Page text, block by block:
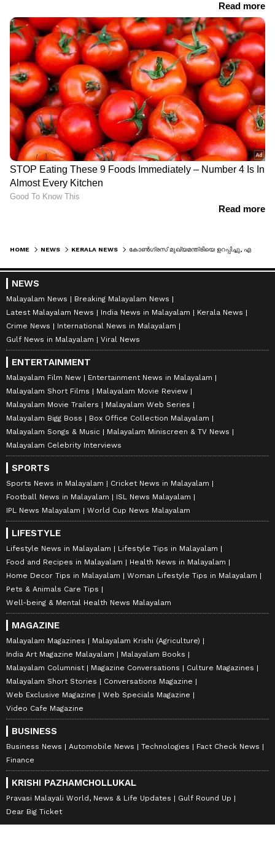
HOME NEWS KERALA NEWS
NEWS
Malayalam News
Breaking Malayalam News
Latest Malayalam News
India News in Malayalam
Kerala News
Crime News
International News in Malayalam
Gulf News in Malayalam
Viral News
ENTERTAINMENT
Malayalam Film New
Entertainment News in Malayalam
Malayalam Short Films
Malayalam Movie Review
Malayalam Movie Trailers
Malayalam Web Series
Malayalam Bigg Boss
Box Office Collection Malayalam
Malayalam Songs & Music
Malayalam Miniscreen & TV News
Malayalam Celebrity Interviews
SPORTS
Sports News in Malayalam
Cricket News in Malayalam
Football News in Malayalam
ISL News Malayalam
IPL News Malayalam
World Cup News Malayalam
LIFESTYLE
Lifestyle News in Malayalam
Lifestyle Tips in Malayalam
Food and Recipes in Malayalam
Health News in Malayalam
Home Decor Tips in Malayalam
Woman Lifestyle Tips in Malayalam
Pets & Animals Care Tips
Well-being & Mental Health News Malayalam
MAGAZINE
Malayalam Magazines
Malayalam Krishi (Agriculture)
India Art Magazine Malayalam
Malayalam Books
Malayalam Columnist
Magazine Conversations
Culture Magazines
Malayalam Short Stories
Conversations Magazine
Web Exclusive Magazine
Web Specials Magazine
Video Cafe Magazine
BUSINESS
Business News Automobile News Technologies
Fact Check News
Finance
KRISHI PAZHAMCHOLLUKAL
Pravasi Malayali World, News & Life Updates
Gulf Round Up
Dear Big Ticket